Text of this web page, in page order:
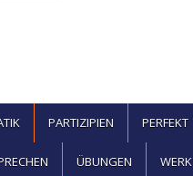
PARTIZIPIEN PERFEKT
ÜBUNGEN